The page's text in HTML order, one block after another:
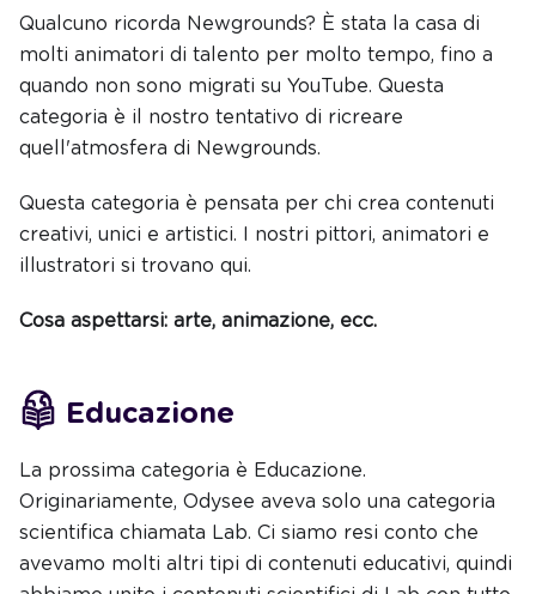
Qualcuno ricorda Newgrounds? È stata la casa di
molti animatori di talento per molto tempo, fino a
quando non sono migrati su YouTube. Questa
categoria è il nostro tentativo di ricreare
quell'atmosfera di Newgrounds.
Questa categoria è pensata per chi crea contenuti
creativi, unici e artistici. I nostri pittori, animatori e
illustratori si trovano qui.
Cosa aspettarsi: arte, animazione, ecc.
Educazione
La prossima categoria è Educazione.
Originariamente, Odysee aveva solo una categoria
scientifica chiamata Lab. Ci siamo resi conto che
avevamo molti altri tipi di contenuti educativi, quindi